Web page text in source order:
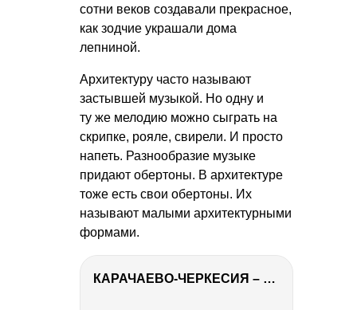
сотни веков создавали прекрасное,
как зодчие украшали дома
лепниной.
Архитектуру часто называют
застывшей музыкой. Но одну и
ту же мелодию можно сыграть на
скрипке, рояле, свирели. И просто
напеть. Разнообразие музыке
придают обертоны. В архитектуре
тоже есть свои обертоны. Их
называют малыми архитектурными
формами.
КАРАЧАЕВО-ЧЕРКЕСИЯ – ПУТЕШЕСТВИЕ НА КАВКАЗ часть 2